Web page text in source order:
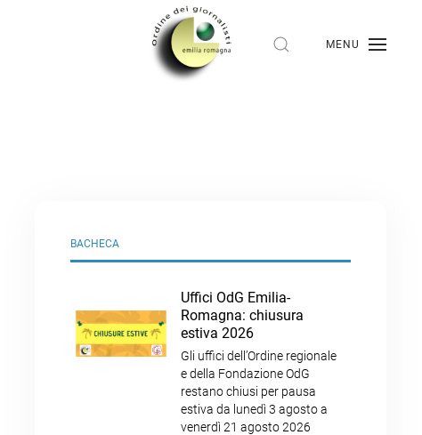
MENU
BACHECA
Uffici OdG Emilia-
Romagna: chiusura
estiva 2026
Gli uffici dell’Ordine regionale
e della Fondazione OdG
restano chiusi per pausa
estiva da lunedì 3 agosto a
venerdì 21 agosto 2026